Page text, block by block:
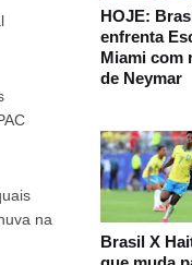
na
HOJE:
enfrenta
Miami com
de Neymar
Brasil X